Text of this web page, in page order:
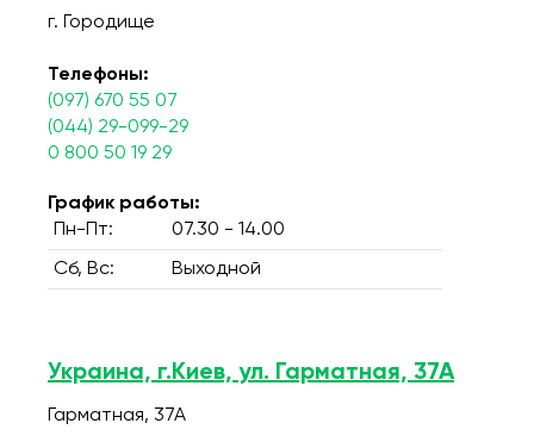
г. Городище
Телефоны:
(097) 670 55 07
(044) 29-099-29
0 800 50 19 29
График работы:
Пн-Пт:
07.30 - 14.00
Сб, Вс: Выходной
Украина, г.Киев, ул. Гарматная, 37А
Гарматная, 37А